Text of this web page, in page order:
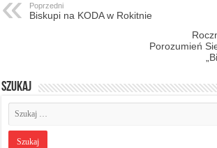
Poprzedni
Biskupi na KODA w Rokitnie
Porozumień
Szukaj